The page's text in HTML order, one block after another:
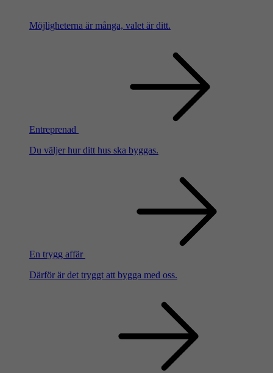
Möjligheterna är många, valet är ditt.
Entreprenad
Du väljer hur ditt hus ska byggas.
En trygg affär
Därför är det tryggt att bygga med oss.